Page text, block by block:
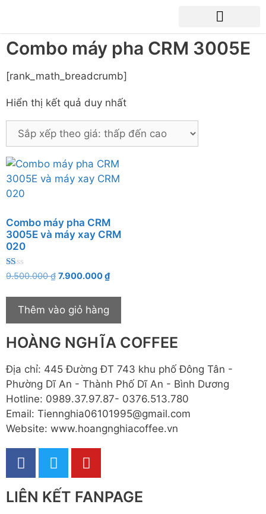
Combo máy pha CRM 3005E
[rank_math_breadcrumb]
Hiển thị kết quả duy nhất
Combo máy pha CRM
3005E và máy xay CRM
020
Đ
xế
n
1.
0
5
sa
o
9.500.000₫ 7.900.000₫
Thêm vào giỏ hàng
HOÀNG NGHĨA COFFEE
Địa chỉ: 445 Đường ĐT 743 khu phố Đông Tân -
Phường Dĩ An - Thành Phố Dĩ An - Bình Dương
Hotline: 0989.37.97.87- 0376.513.780
Email: Tiennghia06101995@gmail.com
Website: www.hoangnghiacoffee.vn
LIÊN KẾT FANPAGE